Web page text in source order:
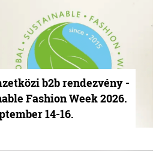
b2b rendezvény -
Fashion Week 2026.
14-16.